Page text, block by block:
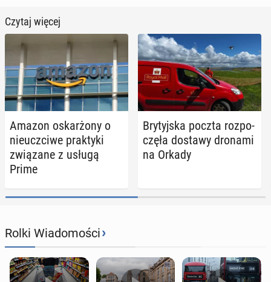
Czytaj więcej
Amazon oskar­żo­ny o
nie­uczci­we prak­ty­ki
zwią­za­ne z usługą
Prime
Bry­tyj­ska poczta roz­po­
czę­ła dostawy dronami
na Orkady
Rolki Wiadomości›